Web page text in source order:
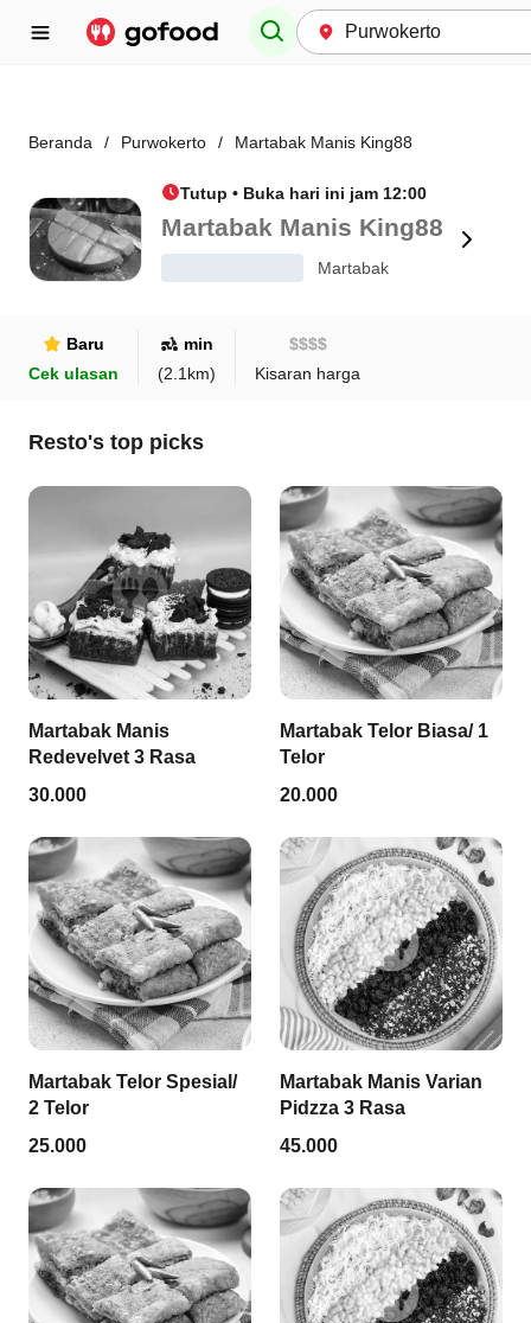
Beranda / Purwokerto / Martabak Manis King88
Tutup • Buka hari ini jam 12:00
Martabak Manis King88
Martabak
Baru
Cek ulasan
min
(2.1 km)
$$$$
Kisaran harga
Resto's top picks
Martabak Manis
Redevelvet 3 Rasa
30.000
Martabak Telor Biasa/ 1
Telor
20.000
Martabak Telor Spesial/
2 Telor
25.000
Martabak Manis Varian
Pidzza 3 Rasa
45.000